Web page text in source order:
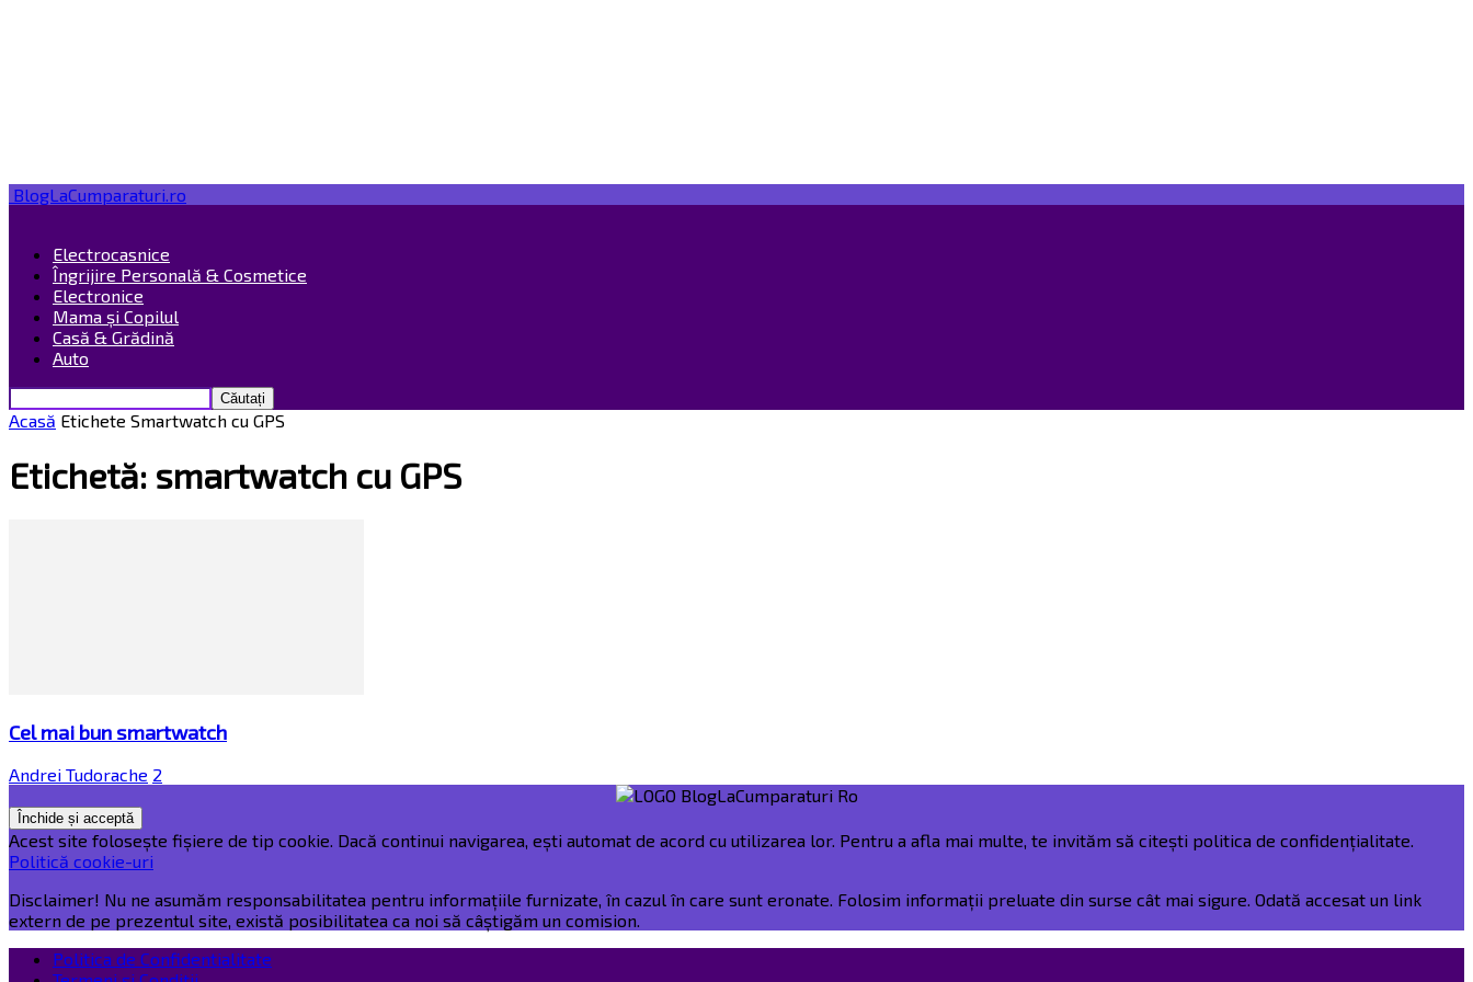
BlogLaCumparaturi.ro
Electrocasnice
Îngrijire Personală & Cosmetice
Electronice
Mama și Copilul
Casă & Grădină
Auto
Acasă Etichete Smartwatch cu GPS
Etichetă: smartwatch cu GPS
Cel mai bun smartwatch
Andrei Tudorache 2
Acest site folosește fișiere de tip cookie. Dacă continui navigarea, ești automat de acord cu utilizarea lor. Pentru a afla mai multe, te invităm să citești politica de confidențialitate.
Politică cookie-uri
Disclaimer! Nu ne asumăm responsabilitatea pentru informațiile furnizate, în cazul în care sunt eronate. Folosim informații preluate din surse cât mai sigure. Odată accesat un link
extern de pe prezentul site, există posibilitatea ca noi să câștigăm un comision.
Politica de Confidentialitate